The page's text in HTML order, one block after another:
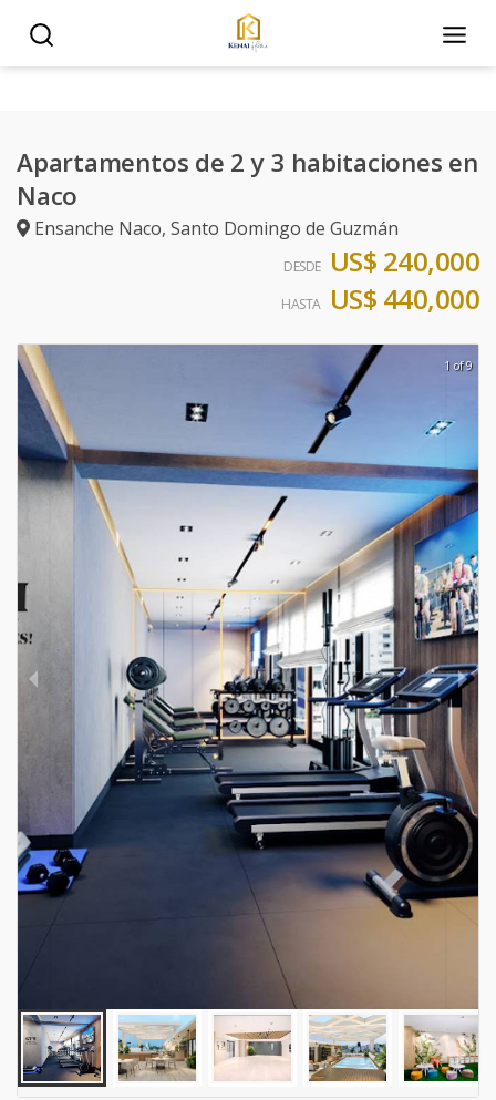
Apartamentos de 2 y 3 habitaciones en
Naco
Ensanche Naco, Santo Domingo de Guzmán
DESDE US$ 240,000
HASTA US$ 440,000
1 of 9